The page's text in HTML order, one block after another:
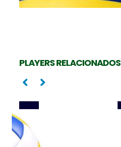
PLAYERS RELACIONADOS
CAMILA MALUF